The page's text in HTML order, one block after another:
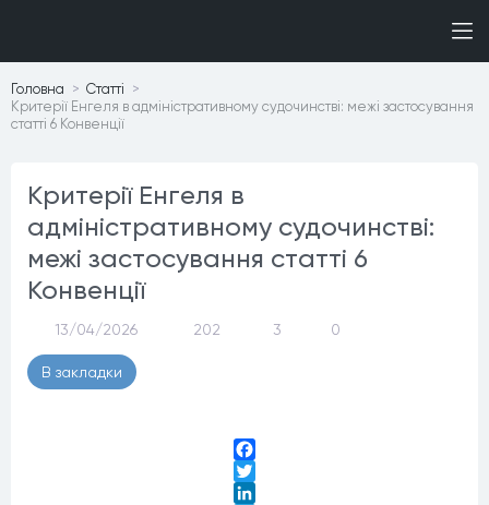
Головна
Статтi
Критерії Енгеля в адміністративному судочинстві: межі застосування
статті 6 Конвенції
Критерії Енгеля в
адміністративному судочинстві:
межі застосування статті 6
Конвенції
13/04/2026 202 3 0
В закладки
Facebook
Twitter